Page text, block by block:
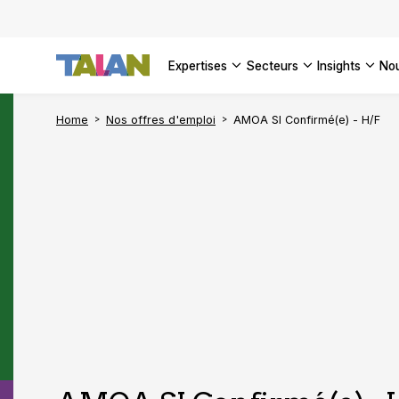
expertises secteurs insights
VOIR
VOIR
Home Nos offres d'emploi AMOA SI Confirmé(e) - H/F